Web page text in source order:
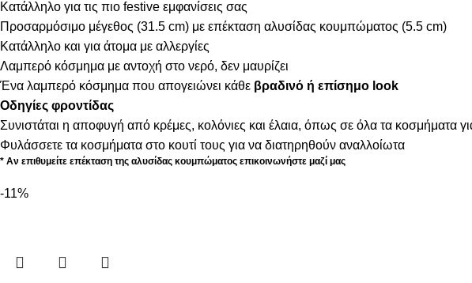
Κατάλληλο για τις πιο festive εμφανίσεις σας
Προσαρμόσιμο μέγεθος (31.5 cm) με επέκταση αλυσίδας κουμπώματος (5.5 cm)
Κατάλληλο και για άτομα με αλλεργίες
Λαμπερό κόσμημα με αντοχή στο νερό, δεν μαυρίζει
Ένα λαμπερό κόσμημα που απογειώνει κάθε βραδινό ή επίσημο look
Οδηγίες φροντίδας
Συνιστάται η αποφυγή από κρέμες, κολόνιες και έλαια, όπως σε όλα τα κοσμήματα
Φυλάσσετε τα κοσμήματα στο κουτί τους για να διατηρηθούν αναλλοίωτα
* Αν επιθυμείτε επέκταση της αλυσίδας κουμπώματος επικοινωνήστε μαζί μας
-11%